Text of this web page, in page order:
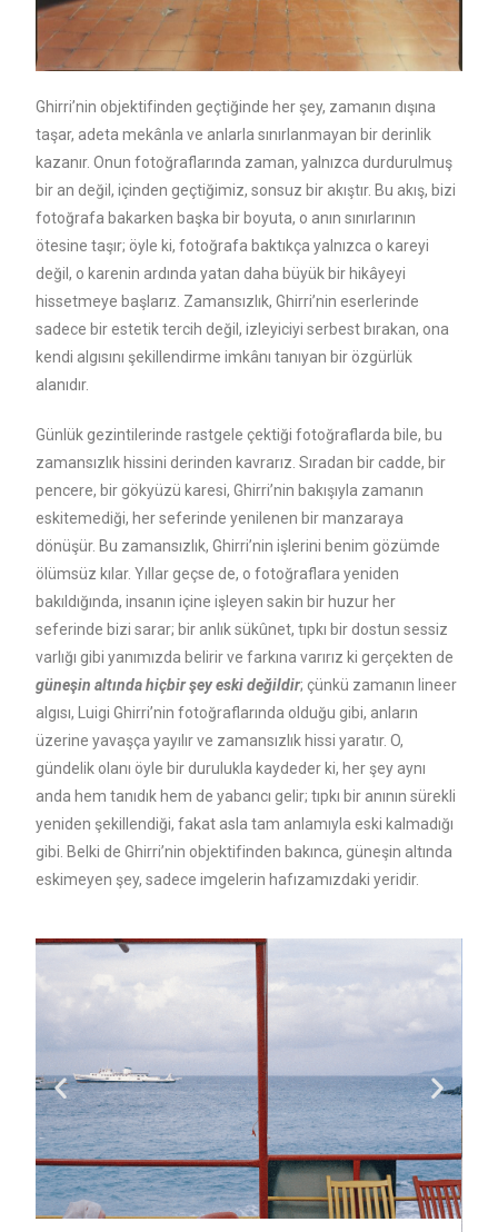
Ghirri’nin objektifinden geçtiğinde her şey, zamanın dışına
taşar, adeta mekânla ve anlarla sınırlanmayan bir derinlik
kazanır. Onun fotoğraflarında zaman, yalnızca durdurulmuş
bir an değil, içinden geçtiğimiz, sonsuz bir akıştır. Bu akış, bizi
fotoğrafa bakarken başka bir boyuta, o anın sınırlarının
ötesine taşır; öyle ki, fotoğrafa baktıkça yalnızca o kareyi
değil, o karenin ardında yatan daha büyük bir hikâyeyi
hissetmeye başlarız. Zamansızlık, Ghirri’nin eserlerinde
sadece bir estetik tercih değil, izleyiciyi serbest bırakan, ona
kendi algısını şekillendirme imkânı tanıyan bir özgürlük
alanıdır.
Günlük gezintilerinde rastgele çektiği fotoğraflarda bile, bu
zamansızlık hissini derinden kavrarız. Sıradan bir cadde, bir
pencere, bir gökyüzü karesi, Ghirri’nin bakışıyla zamanın
eskitemediği, her seferinde yenilenen bir manzaraya
dönüşür. Bu zamansızlık, Ghirri’nin işlerini benim gözümde
ölümsüz kılar. Yıllar geçse de, o fotoğraflara yeniden
bakıldığında, insanın içine işleyen sakin bir huzur her
seferinde bizi sarar; bir anlık sükûnet, tıpkı bir dostun sessiz
varlığı gibi yanımızda belirir ve farkına varırız ki gerçekten de
güneşin altında hiçbir şey eski değildir; çünkü zamanın lineer
algısı, Luigi Ghirri’nin fotoğraflarında olduğu gibi, anların
üzerine yavaşça yayılır ve zamansızlık hissi yaratır. O,
gündelik olanı öyle bir durulukla kaydeder ki, her şey aynı
anda hem tanıdık hem de yabancı gelir; tıpkı bir anının sürekli
yeniden şekillendiği, fakat asla tam anlamıyla eski kalmadığı
gibi. Belki de Ghirri’nin objektifinden bakınca, güneşin altında
eskimeyen şey, sadece imgelerin hafızamızdaki yeridir.